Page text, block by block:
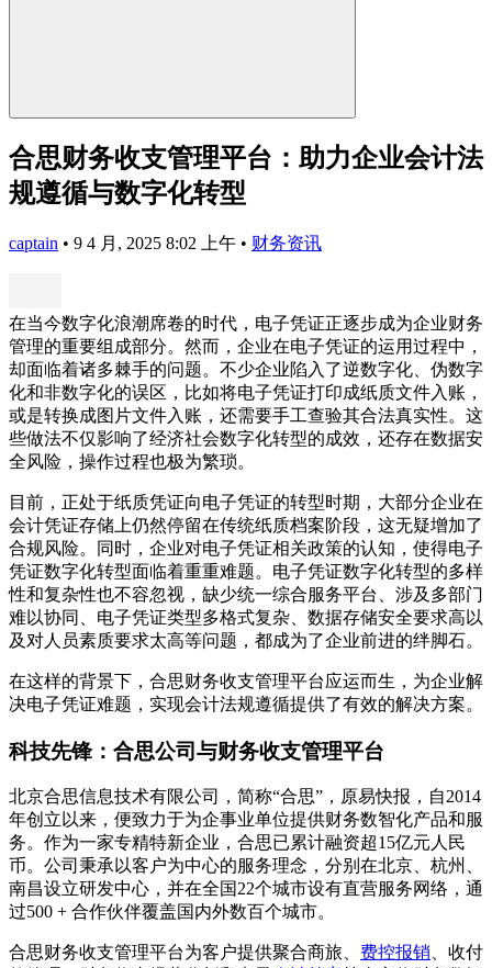
合思财务收支管理平台：助力企业会计法
规遵循与数字化转型
captain • 9 4 月, 2025 8:02 上午 • 财务资讯
在当今数字化浪潮席卷的时代，电子凭证正逐步成为企业财务
管理的重要组成部分。然而，企业在电子凭证的运用过程中，
却面临着诸多棘手的问题。不少企业陷入了逆数字化、伪数字
化和非数字化的误区，比如将电子凭证打印成纸质文件入账，
或是转换成图片文件入账，还需要手工查验其合法真实性。这
些做法不仅影响了经济社会数字化转型的成效，还存在数据安
全风险，操作过程也极为繁琐。
目前，正处于纸质凭证向电子凭证的转型时期，大部分企业在
会计凭证存储上仍然停留在传统纸质档案阶段，这无疑增加了
合规风险。同时，企业对电子凭证相关政策的认知，使得电子
凭证数字化转型面临着重重难题。电子凭证数字化转型的多样
性和复杂性也不容忽视，缺少统一综合服务平台、涉及多部门
难以协同、电子凭证类型多格式复杂、数据存储安全要求高以
及对人员素质要求太高等问题，都成为了企业前进的绊脚石。
在这样的背景下，合思财务收支管理平台应运而生，为企业解
决电子凭证难题，实现会计法规遵循提供了有效的解决方案。
科技先锋：合思公司与财务收支管理平台
北京合思信息技术有限公司，简称“合思”，原易快报，自2014
年创立以来，便致力于为企事业单位提供财务数智化产品和服
务。作为一家专精特新企业，合思已累计融资超15亿元人民
币。公司秉承以客户为中心的服务理念，分别在北京、杭州、
南昌设立研发中心，并在全国22个城市设有直营服务网络，通
过500 + 合作伙伴覆盖国内外数百个城市。
合思财务收支管理平台为客户提供聚合商旅、 费控报销 、收付